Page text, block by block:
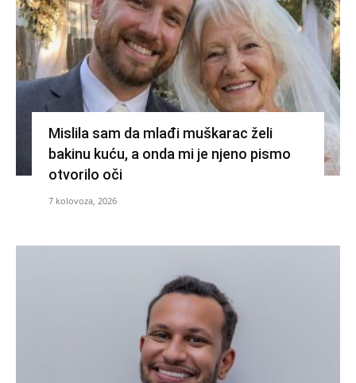
Mislila sam da mlađi muškarac želi
bakinu kuću, a onda mi je njeno pismo
otvorilo oči
7 kolovoza, 2026